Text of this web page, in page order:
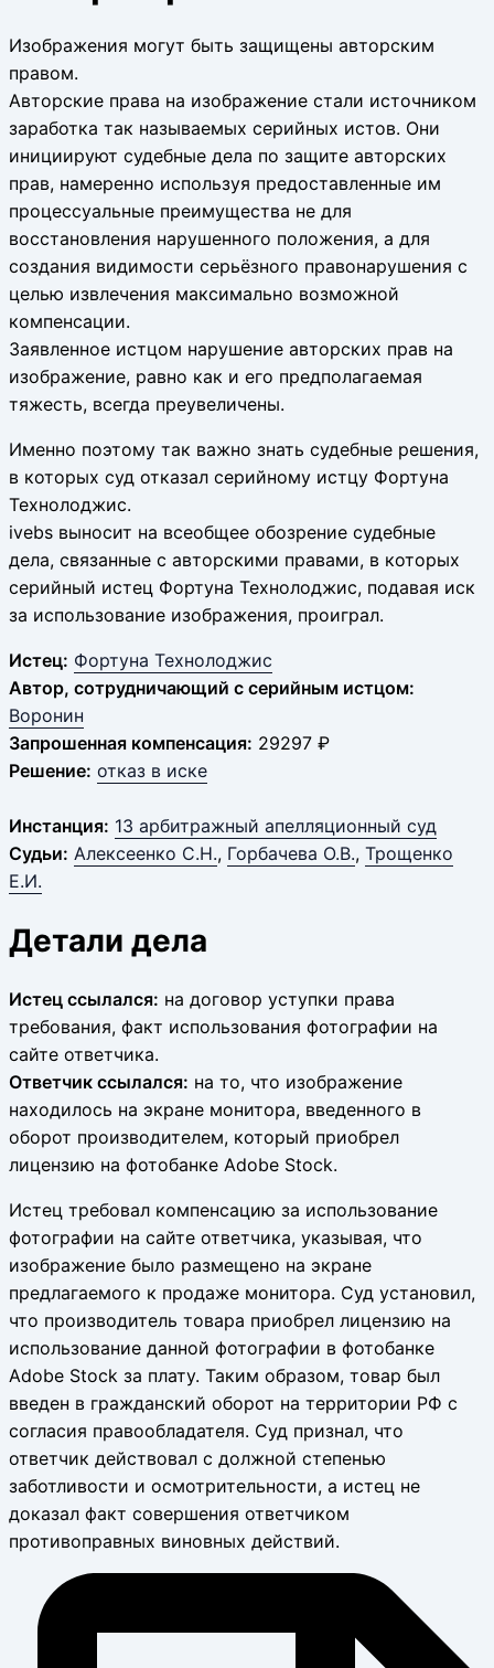
Изображения могут быть защищены авторским
правом.
Авторские права на изображение стали источником
заработка так называемых серийных истов. Они
инициируют судебные дела по защите авторских
прав, намеренно используя предоставленные им
процессуальные преимущества не для
восстановления нарушенного положения, а для
создания видимости серьёзного правонарушения с
целью извлечения максимально возможной
компенсации.
Заявленное истцом нарушение авторских прав на
изображение, равно как и его предполагаемая
тяжесть, всегда преувеличены.
Именно поэтому так важно знать судебные решения,
в которых суд отказал серийному истцу Фортуна
Технолоджис.
ivebs выносит на всеобщее обозрение судебные
дела, связанные с авторскими правами, в которых
серийный истец Фортуна Технолоджис, подавая иск
за использование изображения, проиграл.
Истец: Фортуна Технолоджис
Автор, сотрудничающий с серийным истцом:
Воронин
Запрошенная компенсация: 29297 ₽
Решение: отказ в иске
Инстанция: 13 арбитражный апелляционный суд
Судьи: Алексеенко С.Н., Горбачева О.В., Трощенко
Е.И.
Детали дела
Истец ссылался: на договор уступки права
требования, факт использования фотографии на
сайте ответчика.
Ответчик ссылался: на то, что изображение
находилось на экране монитора, введенного в
оборот производителем, который приобрел
лицензию на фотобанке Adobe Stock.
Истец требовал компенсацию за использование
фотографии на сайте ответчика, указывая, что
изображение было размещено на экране
предлагаемого к продаже монитора. Суд установил,
что производитель товара приобрел лицензию на
использование данной фотографии в фотобанке
Adobe Stock за плату. Таким образом, товар был
введен в гражданский оборот на территории РФ с
согласия правообладателя. Суд признал, что
ответчик действовал с должной степенью
заботливости и осмотрительности, а истец не
доказал факт совершения ответчиком
противоправных виновных действий.